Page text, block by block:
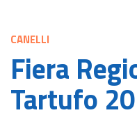
CANELLI
Fiera
Tartufo